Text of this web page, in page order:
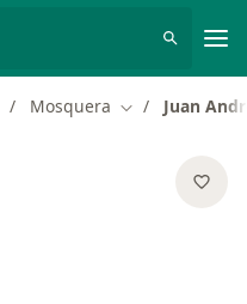
Mosquera Cambiar de
Juan